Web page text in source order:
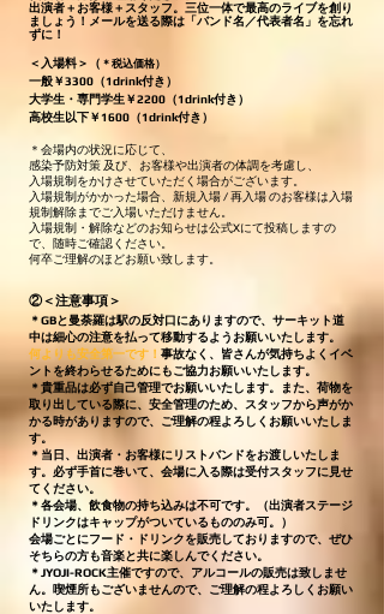
出演者＋お客様＋スタッフ。三位一体で最高のライブを創り
ましょう！メールを送る際は「バンド名／代表者名」を忘れ
ずに！
＜入場料＞（ ＊税込価格）
一般￥3300（1drink付き）
大学生・専門学生￥2200（1drink付き）
高校生以下￥1600（1drink付き）
＊会場内の状況に応じて、
感染予防対策 及び、お客様や出演者の体調を考慮し、
入場規制をかけさせていただく場合がございます。
入場規制がかかった場合、新規入場 / 再入場 のお客様は入場
規制解除までご入場いただけません。
入場規制・解除などのお知らせは公式Xにて投稿しますの
で、随時ご確認ください。
何卒ご理解のほどお願い致します。
②＜注意事項＞
＊GBと曼荼羅は駅の反対口にありますので、サーキット道
中は細心の注意を払って移動するようお願いいたします。
何よりも安全第一です！ 事故なく、皆さんが気持ちよくイベ
ントを終わらせるためにもご協力お願いいたします。
＊貴重品は必ず自己管理でお願いいたします。
また、荷物を
取り出している際に、安全管理のため、スタッフから声がか
かる時がありますので、ご理解の程よろしくお願いいたしま
す。
＊当日、出演者・お客様にリストバンドをお渡しいたしま
す。必ず手首に巻いて、会場に入る際は受付スタッフに見せ
てください。
＊各会場、飲食物の持ち込みは不可です。（出演者ステージ
ドリンクはキャップがついているもののみ可。）
会場ごとにフード・ドリンクを販売しておりますので、ぜひ
そちらの方も音楽と共に楽しんでください。
＊JYOJI-ROCK主催ですので、アルコールの販売は致しませ
ん。喫煙所もございませんので、ご理解の程よろしくお願い
いたします。